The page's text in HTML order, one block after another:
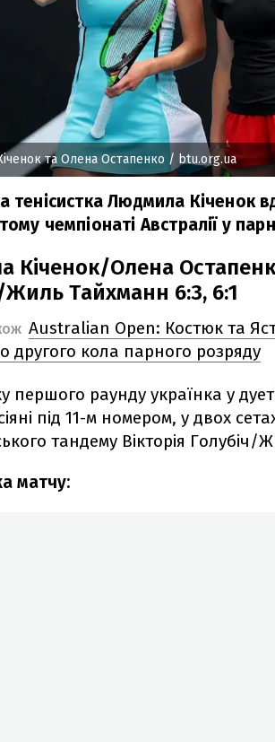
та Олена Остапенко / btu.org.ua
тенісистка Людмила Кіченок
чемпіонаті Австралії у
Кіченок/Олена
Жиль Тайхманн 6:3, 6:1
Australian Open: Костюк та
другого кола парного розряду
першого раунду українка у
під 11-м номером, у двох
тандему Вікторія Голубіч/
матчу: